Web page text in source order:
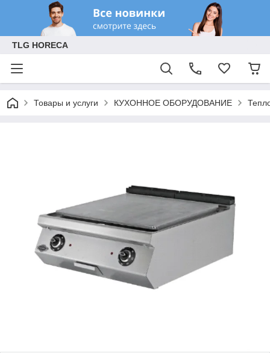
TLG HORECA
Товары и услуги КУХОННОЕ ОБОРУДОВАНИЕ